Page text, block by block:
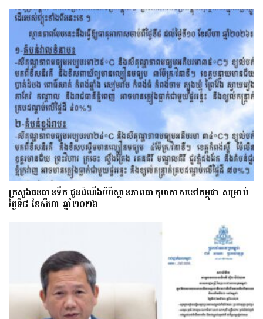
ក្រសួងធនធានទឹក ជូនដំណឹងអំពីស្ថានភាពធាតុអាកាសនៅកម្ពុជា សម្រាប់
ថ្ងៃទី៨ ខែសីហា ឆ្នាំ២០២៦